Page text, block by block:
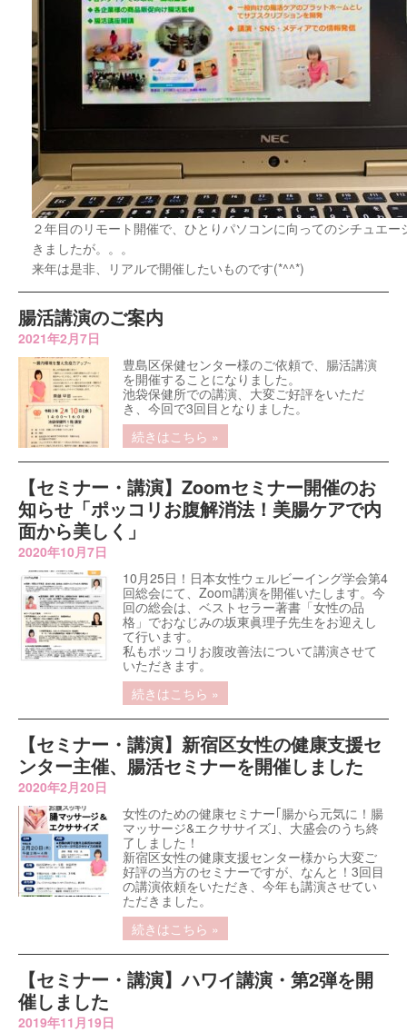
２年目のリモート開催で、ひとりパソコンに向ってのシチュエー
きましたが。。。
来年は是非、リアルで開催したいものです(*^^*)
腸活講演のご案内
2021年2月7日
豊島区保健センター様のご依頼で、腸活講演
を開催することになりました。
池袋保健所での講演、大変ご好評をいただ
き、今回で3回目となりました。
続きはこちら »
【セミナー・講演】Zoomセミナー開催のお
知らせ「ポッコリお腹解消法！美腸ケアで内
面から美しく」
2020年10月7日
10月25日！日本女性ウェルビーイング学会第4
回総会にて、Zoom講演を開催いたします。今
回の総会は、ベストセラー著書「女性の品
格」でおなじみの坂東眞理子先生をお迎えし
て行います。
私もポッコリお腹改善法について講演させて
いただきます。
続きはこちら »
【セミナー・講演】新宿区女性の健康支援セ
ンター主催、腸活セミナーを開催しました
2020年2月20日
女性のための健康セミナー｢腸から元気に！腸
マッサージ&エクササイズ｣、大盛会のうち終
了しました！
新宿区女性の健康支援センター様から大変ご
好評の当方のセミナーですが、なんと！3回目
の講演依頼をいただき、今年も講演させてい
ただきました。
続きはこちら »
【セミナー・講演】ハワイ講演・第2弾を開
催しました
2019年11月19日